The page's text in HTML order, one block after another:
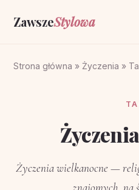
ZawszeStylowa
Strona główna » Życzenia »
Życzenia
Życzenia wielkanocne —